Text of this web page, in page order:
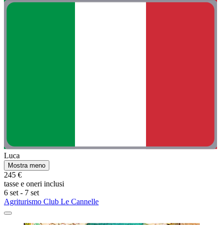
Luca
Mostra meno
245 €
tasse e oneri inclusi
6 set - 7 set
Agriturismo Club Le Cannelle